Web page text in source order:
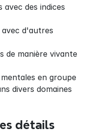
avec des indices
d'autres
de manière vivante
en groupe
divers domaines
détails